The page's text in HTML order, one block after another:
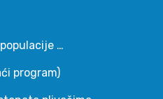
…
program)